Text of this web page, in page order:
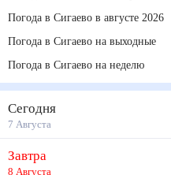
Погода в Сигаево в августе 2026
Погода в Сигаево на выходные
Погода в Сигаево на неделю
Сегодня
7 Августа
Завтра
8 Августа